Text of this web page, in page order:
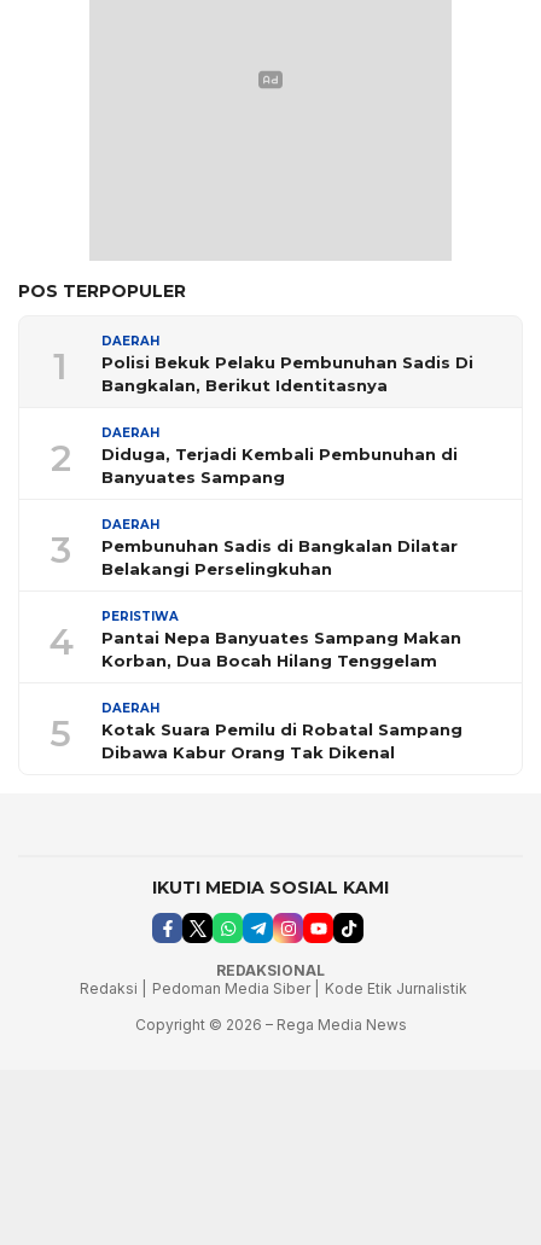
POS TERPOPULER
1
DAERAH
Polisi Bekuk Pelaku Pembunuhan Sadis Di
Bangkalan, Berikut Identitasnya
2
DAERAH
Diduga, Terjadi Kembali Pembunuhan di
Banyuates Sampang
3
DAERAH
Pembunuhan Sadis di Bangkalan Dilatar
Belakangi Perselingkuhan
4
PERISTIWA
Pantai Nepa Banyuates Sampang Makan
Korban, Dua Bocah Hilang Tenggelam
5
DAERAH
Kotak Suara Pemilu di Robatal Sampang
Dibawa Kabur Orang Tak Dikenal
IKUTI MEDIA SOSIAL KAMI
REDAKSIONAL
Redaksi |
Pedoman Media Siber |
Kode Etik Jurnalistik
Copyright © 2026 – Rega Media News